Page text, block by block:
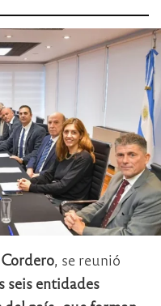
, se reunió
seis entidades